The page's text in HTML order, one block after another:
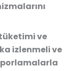
ve
izlenmeli ve